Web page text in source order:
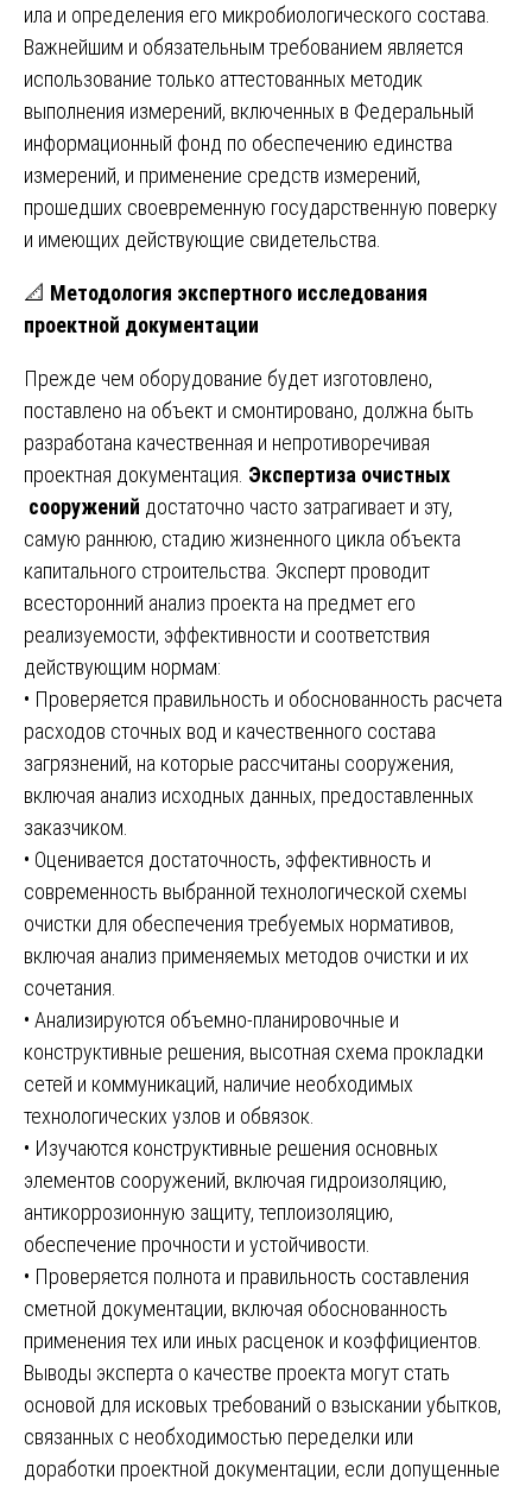
ила и определения его микробиологического состава.
Важнейшим и обязательным требованием является
использование только аттестованных методик
выполнения измерений, включенных в Федеральный
информационный фонд по обеспечению единства
измерений, и применение средств измерений,
прошедших своевременную государственную поверку
и имеющих действующие свидетельства.
📐 Методология экспертного исследования
проектной документации
Прежде чем оборудование будет изготовлено,
поставлено на объект и смонтировано, должна быть
разработана качественная и непротиворечивая
проектная документация. Экспертиза очистных
сооружений достаточно часто затрагивает и эту,
самую раннюю, стадию жизненного цикла объекта
капитального строительства. Эксперт проводит
всесторонний анализ проекта на предмет его
реализуемости, эффективности и соответствия
действующим нормам:
• Проверяется правильность и обоснованность расчета
расходов сточных вод и качественного состава
загрязнений, на которые рассчитаны сооружения,
включая анализ исходных данных, предоставленных
заказчиком.
• Оценивается достаточность, эффективность и
современность выбранной технологической схемы
очистки для обеспечения требуемых нормативов,
включая анализ применяемых методов очистки и их
сочетания.
• Анализируются объемно-планировочные и
конструктивные решения, высотная схема прокладки
сетей и коммуникаций, наличие необходимых
технологических узлов и обвязок.
• Изучаются конструктивные решения основных
элементов сооружений, включая гидроизоляцию,
антикоррозионную защиту, теплоизоляцию,
обеспечение прочности и устойчивости.
• Проверяется полнота и правильность составления
сметной документации, включая обоснованность
применения тех или иных расценок и коэффициентов.
Выводы эксперта о качестве проекта могут стать
основой для исковых требований о взыскании убытков,
связанных с необходимостью переделки или
доработки проектной документации, если допущенные